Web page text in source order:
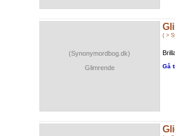
(Synonymordbog.dk)
Glimrende
( >
Gå